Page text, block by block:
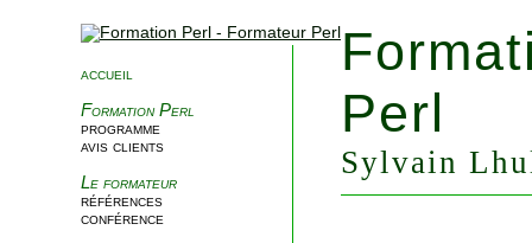
accueil
Formation Perl
programme
avis clients
Le formateur
références
conférence
Perl
Sylvain